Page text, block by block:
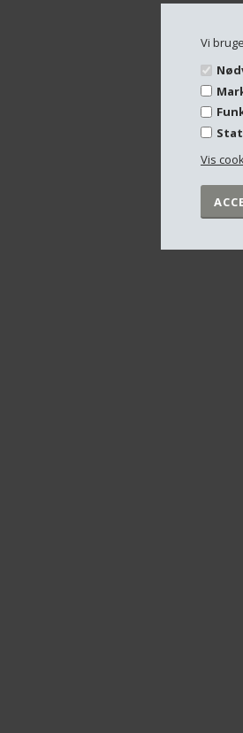
Vi
Vis